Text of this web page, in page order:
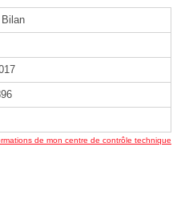
de mon centre de contrôle technique